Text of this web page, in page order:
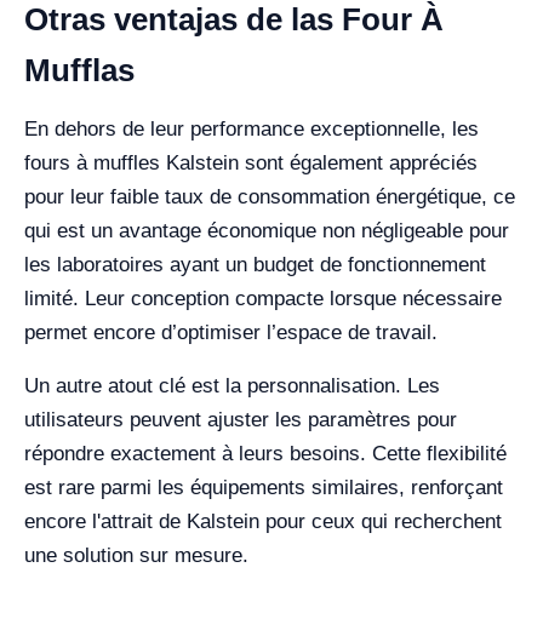
Otras ventajas de las Four À
Mufflas
En dehors de leur performance exceptionnelle, les
fours à muffles Kalstein sont également appréciés
pour leur faible taux de consommation énergétique, ce
qui est un avantage économique non négligeable pour
les laboratoires ayant un budget de fonctionnement
limité. Leur conception compacte lorsque nécessaire
permet encore d’optimiser l’espace de travail.
Un autre atout clé est la personnalisation. Les
utilisateurs peuvent ajuster les paramètres pour
répondre exactement à leurs besoins. Cette flexibilité
est rare parmi les équipements similaires, renforçant
encore l'attrait de Kalstein pour ceux qui recherchent
une solution sur mesure.